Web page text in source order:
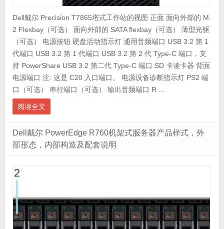
Dell戴尔 Precision T7865塔式工作站的视图 正面 面向外部的 M.
2 Flexbay（可选） 面向外部的 SATA flexbay（可选） 薄型光驱
（可选） 电源按钮 硬盘活动指示灯 通用音频端口 USB 3.2 第 1
代端口 USB 3.2 第 1 代端口 USB 3.2 第 2 代 Type-C 端口，支
持 PowerShare USB 3.2 第二代 Type-C 端口 SD 卡读卡器 背面
电源端口 注: 这是 C20 入口端口。 电源设备诊断指示灯 PS2 端
口（可选） 串行端口（可选） 输出音频端口 R ...
阅读全文
Dell戴尔 PowerEdge R760机架式服务器产品样式，外
部形态，内部构造及配套说明